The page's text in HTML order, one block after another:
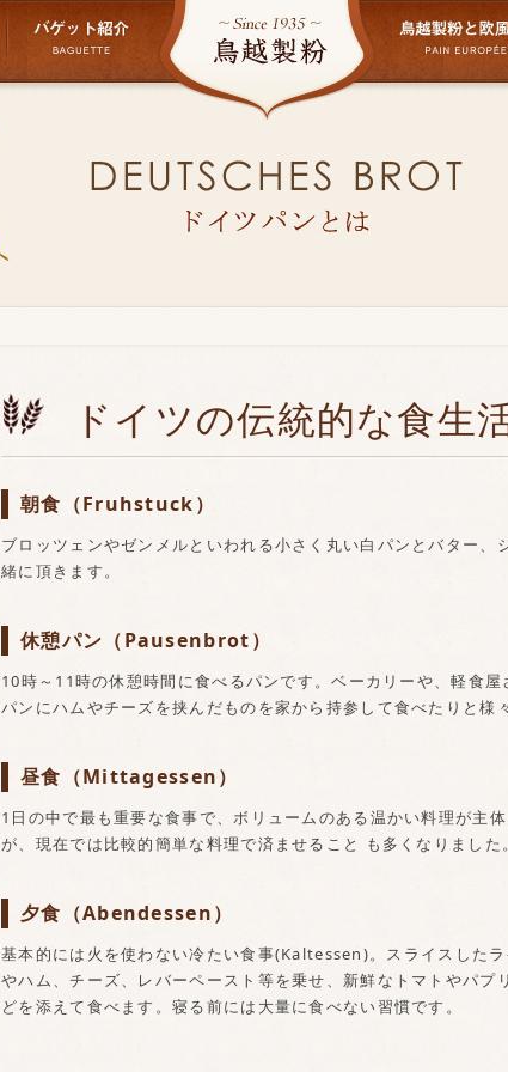
ドイツの伝統的な食生
朝食（Fruhstuck）
ブロッツェンやゼンメルといわれる小さく丸い白パンとバター
緒に頂きます。
休憩パン（Pausenbrot）
10時～11時の休憩時間に食べるパンです。ベーカリーや、軽食
パンにハムやチーズを挟んだものを家から持参して食べたりと様
昼食（Mittagessen）
1日の中で最も重要な食事で、ボリュームのある温かい料理が主
が、現在では比較的簡単な料理で済ませること も多くなりました。
夕食（Abendessen）
基本的には火を使わない冷たい食事(Kaltessen)。スライスした
やハム、チーズ、レバーペースト等を乗せ、新鮮なトマトやパプ
どを添えて食べます。寝る前には大量に食べない習慣です。